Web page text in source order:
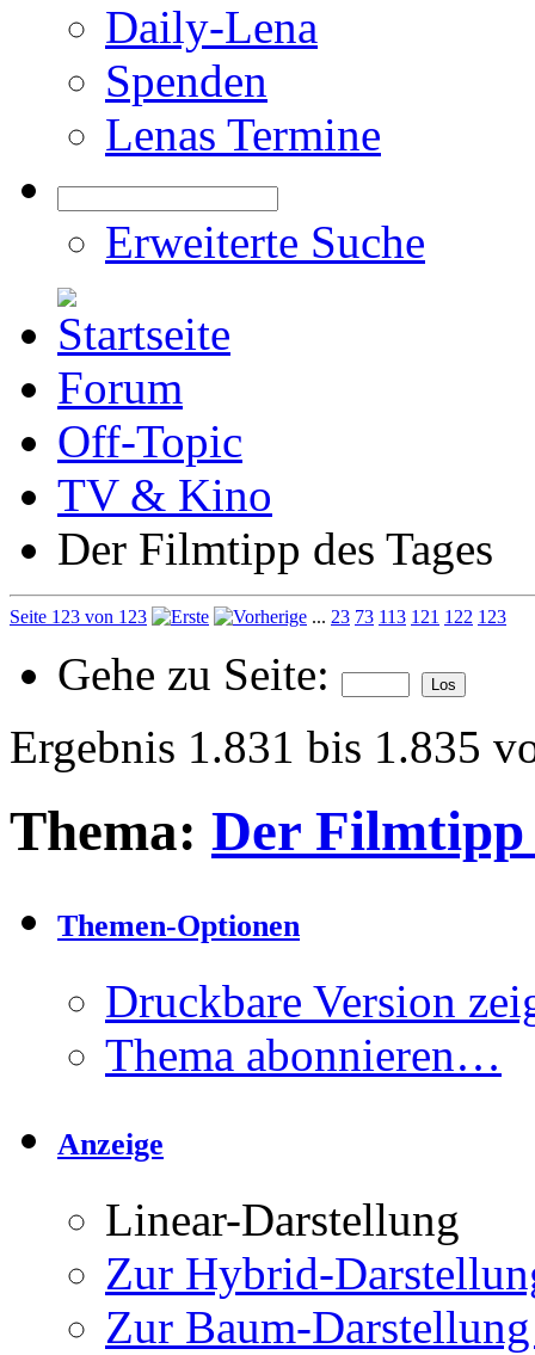
Daily-Lena
Spenden
Lenas Termine
Erweiterte Suche
Forum
Off-Topic
TV & Kino
Der Filmtipp des Tages
Seite 123 von 123 ... 23 73 113 121 122 123
Gehe zu Seite:
Ergebnis 1.831 bis 1.835
Thema: Der Filmtipp
Themen-Optionen
Druckbare Version
Thema abonnieren…
Anzeige
Linear-Darstellung
Zur Hybrid-
Zur Baum-